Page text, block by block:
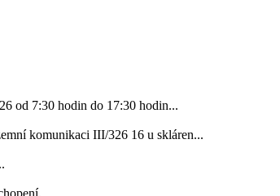
od 7:30 hodin do 17:30 hodin...
komunikaci III/326 16 u skláren...